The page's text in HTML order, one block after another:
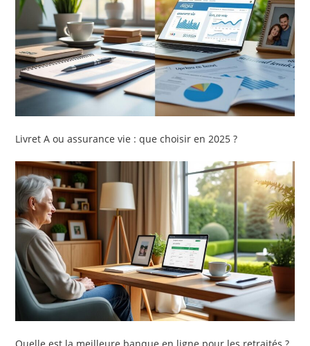
Livret A ou assurance vie : que choisir en 2025 ?